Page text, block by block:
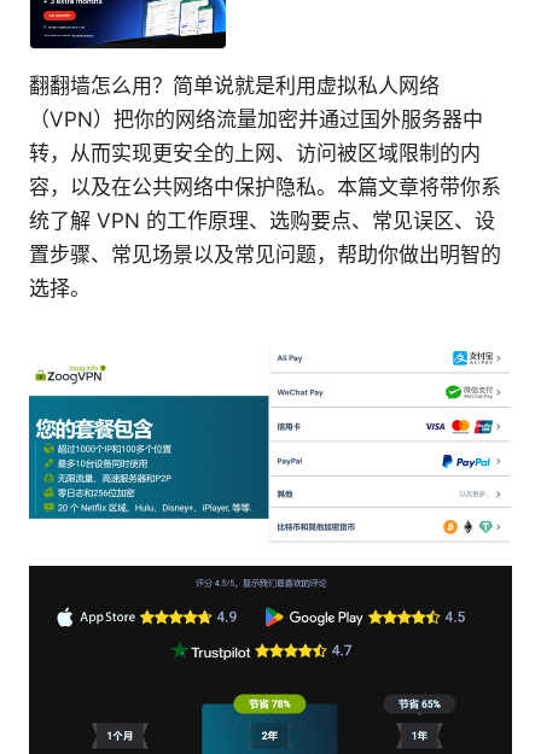
翻翻墙怎么用？简单说就是利用虚拟私人网络
（VPN）把你的网络流量加密并通过国外服务器中
转，从而实现更安全的上网、访问被区域限制的内
容，以及在公共网络中保护隐私。本篇文章将带你系
统了解 VPN 的工作原理、选购要点、常见误区、设
置步骤、常见场景以及常见问题，帮助你做出明智的
选择。